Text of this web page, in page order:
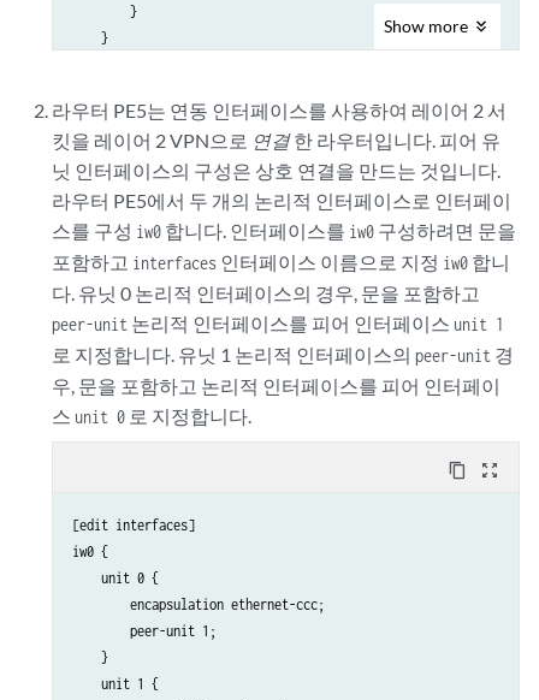
        }
    }
Show more
라우터 PE5는 연동 인터페이스를 사용하여 레이어 2 서
킷을 레이어 2 VPN으로 연결한 라우터입니다. 피어 유
닛 인터페이스의 구성은 상호 연결을 만드는 것입니다.
라우터 PE5에서 두 개의 논리적 인터페이스로 인터페이
스를 구성 iw0 합니다. 인터페이스를 iw0 구성하려면 문을
포함하고 interfaces 인터페이스 이름으로 지정 iw0 합니
다. 유닛 0 논리적 인터페이스의 경우, 문을 포함하고
peer-unit 논리적 인터페이스를 피어 인터페이스 unit 1
로 지정합니다. 유닛 1 논리적 인터페이스의peer-unit 경
우, 문을 포함하고 논리적 인터페이스를 피어 인터페이
스 unit 0 로 지정합니다.
content_copy zoom_out_map
[edit interfaces]
iw0 {
    unit 0 {
        encapsulation ethernet-ccc;
        peer-unit 1;
    }
    unit 1 {